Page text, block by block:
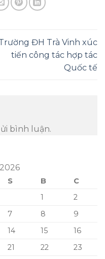
ĐH Trà Vinh xúc
tiến công tác hợp tác
Quốc tế
bình luận.
S B
C
1
2
7 8
9
14 15
16
21 22
23